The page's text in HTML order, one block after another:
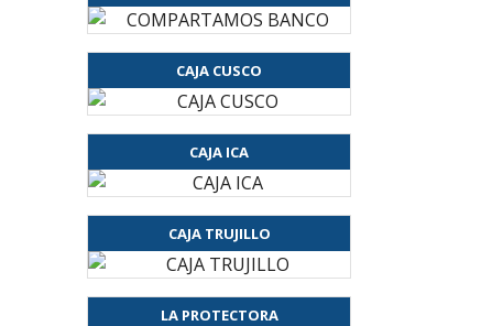
CAJA CUSCO
CAJA ICA
CAJA TRUJILLO
LA PROTECTORA